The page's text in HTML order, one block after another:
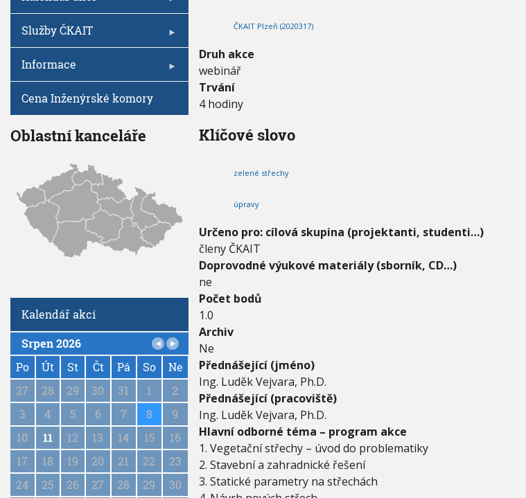
r
a
v
y
s
ř
e
e
g
e
a
c
i
ČKAIT Plzeň (2020317)
Druh akce
webinář
Trvání
4 hodiny
Klíčové slovo
zelené střechy
úpravy
Určeno pro: cílová skupina (projektanti, studenti…)
členy ČKAIT
Doprovodné výukové materiály (sborník, CD…)
ne
Počet bodů
1.0
Archiv
Ne
Přednášející (jméno)
Ing. Luděk Vejvara, Ph.D.
Přednášející (pracoviště)
Ing. Luděk Vejvara, Ph.D.
Hlavní odborné téma – program akce
1. Vegetační střechy – úvod do problematiky
2. Stavební a zahradnické řešení
3. Statické parametry na střechách
Služby ČKAIT
Informace
Cena Inženýrské komory
Oblastní kanceláře
Kalendář akcí
P
a
g
a
i
o
n
Srpen 2026
Po
Út St Čt Pá So
Ne
27
28 29 30 31 1
2
3
4 5 6 7 8
9
10
11 12 13 14 15
16
17
18 19 20 21 22
23
24
25 26 27 28 29
30